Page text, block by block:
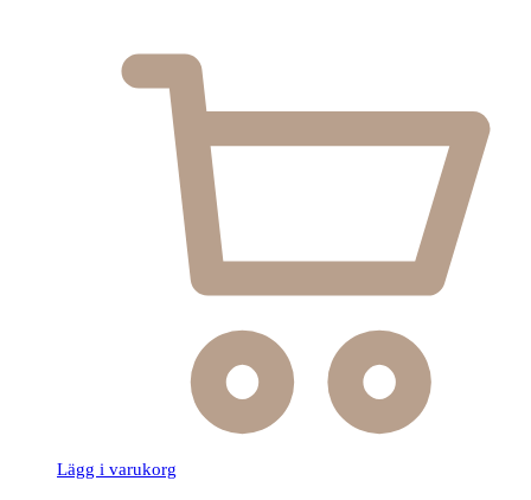
Lägg i varukorg